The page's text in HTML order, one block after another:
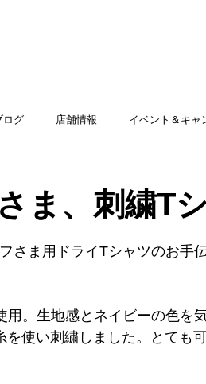
ログ 店舗情報 イベント＆キャ
ま、刺繍T
さま用ドライTシャツのお手
。生地感とネイビーの色を
使い刺繍しました。とても